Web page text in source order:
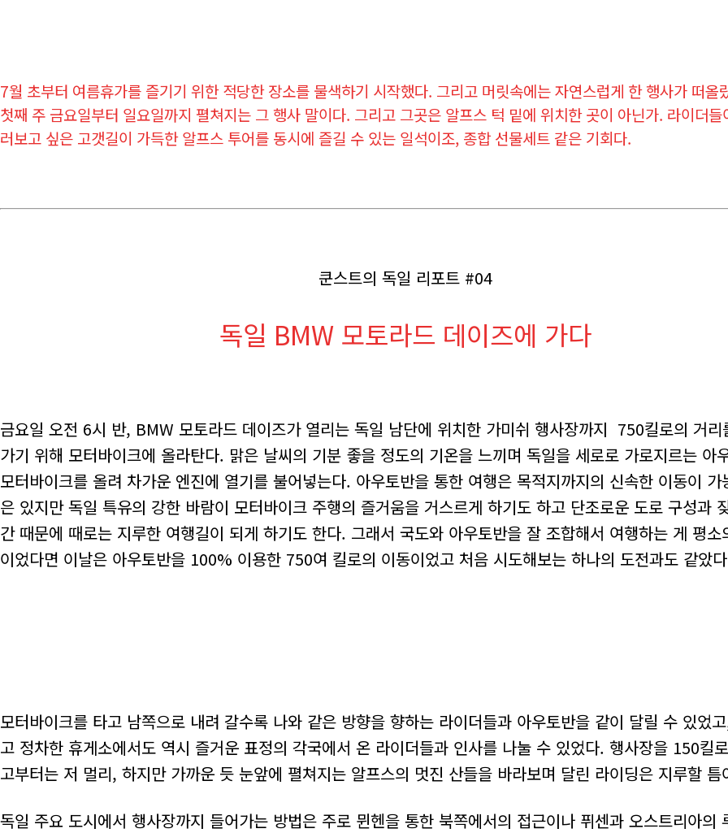
7월 초부터 여름휴가를 즐기기 위한 적당한 장소를 물색하기 시작했다. 그리고 머릿속에는 자연스럽게 한 행사가 떠올
첫째 주 금요일부터 일요일까지 펼쳐지는 그 행사 말이다. 그리고 그곳은 알프스 턱 밑에 위치한 곳이 아닌가. 라이더
러보고 싶은 고갯길이 가득한 알프스 투어를 동시에 즐길 수 있는 일석이조, 종합 선물세트 같은 기회다.
쿤스트의 독일 리포트 #04
독일 BMW 모토라드 데이즈에 가다
금요일 오전 6시 반, BMW 모토라드 데이즈가 열리는 독일 남단에 위치한 가미쉬 행사장까지 750킬로의 거리
가기 위해 모터바이크에 올라탄다. 맑은 날씨의 기분 좋을 정도의 기온을 느끼며 독일을 세로로 가로지르는 아
모터바이크를 올려 차가운 엔진에 열기를 불어넣는다. 아우토반을 통한 여행은 목적지까지의 신속한 이동이 가
은 있지만 독일 특유의 강한 바람이 모터바이크 주행의 즐거움을 거스르게 하기도 하고 단조로운 도로 구성과
간 때문에 때로는 지루한 여행길이 되게 하기도 한다. 그래서 국도와 아우토반을 잘 조합해서 여행하는 게 평소
이었다면 이날은 아우토반을 100% 이용한 750여 킬로의 이동이었고 처음 시도해보는 하나의 도전과도 같았
모터바이크를 타고 남쪽으로 내려 갈수록 나와 같은 방향을 향하는 라이더들과 아우토반을 같이 달릴 수 있었
고 정차한 휴게소에서도 역시 즐거운 표정의 각국에서 온 라이더들과 인사를 나눌 수 있었다. 행사장을 150킬
고부터는 저 멀리, 하지만 가까운 듯 눈앞에 펼쳐지는 알프스의 멋진 산들을 바라보며 달린 라이딩은 지루할 틈
독일 주요 도시에서 행사장까지 들어가는 방법은 주로 뮌헨을 통한 북쪽에서의 접근이나 퓌센과 오스트리아의